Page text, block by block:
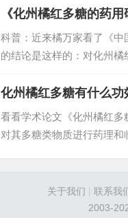
红复方解酒含片。含片…
《化州橘红多糖的药
科普：近来橘万家看了《
的结论是这样的：对化州
州橘红多糖具有明显的祛
慢性支气管炎、慢性阻塞性
化州橘红多糖有什么功
看看学术论文《化州橘红
对其多糖类物质进行药理
关于我们 | 联系我
2003-